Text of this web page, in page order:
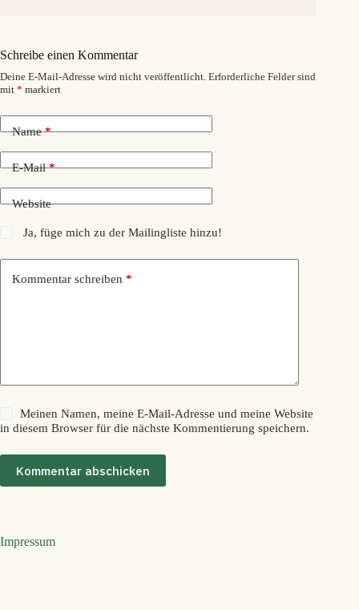
Schreibe einen Kommentar
Deine E-Mail-Adresse wird nicht veröffentlicht. Erforderliche Felder sind
mit * markiert
Name*
E-Mail*
Website
Ja, füge mich zu der Mailingliste hinzu!
Kommentar schreiben *
Meinen Namen, meine E-Mail-Adresse und meine Website
in diesem Browser für die nächste Kommentierung speichern.
Kommentar abschicken
Impressum